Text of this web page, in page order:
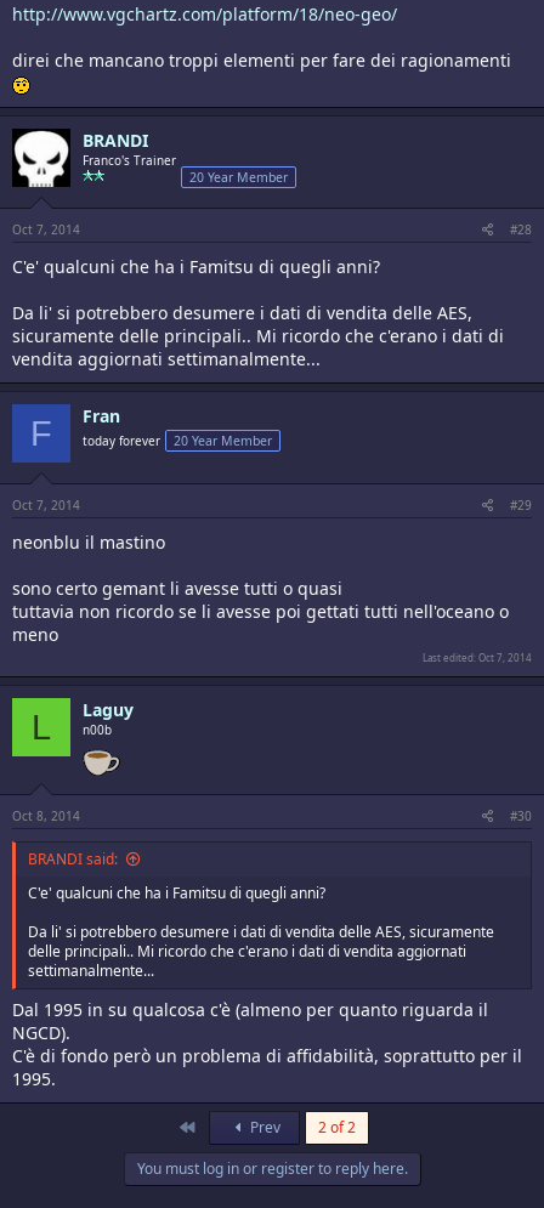
CD:
Samurai Spirit [200.000]
http://www.vgchartz.com/platform/18/neo-geo/
direi che mancano troppi elementi per fare dei ragionamenti
BRANDI
Franco's Trainer
20 Year Member
Oct 7, 2014 #28
C'e' qualcuni che ha i Famitsu di quegli anni?
Da li' si potrebbero desumere i dati di vendita delle AES,
sicuramente delle principali.. Mi ricordo che c'erano i dati di
vendita aggiornati settimanalmente...
F Fran
today forever 20 Year Member
Oct 7, 2014 #29
neonblu il mastino
sono certo gemant li avesse tutti o quasi
tuttavia non ricordo se li avesse poi gettati tutti nell'oceano o
meno
Last edited:Oct 7, 2014
L Laguy
n00b
Oct 8, 2014 #30
BRANDI said:
C'e' qualcuni che ha i Famitsu di quegli anni?
Da li' si potrebbero desumere i dati di vendita delle AES, sicuramente
delle principali.. Mi ricordo che c'erano i dati di vendita aggiornati
settimanalmente...
Dal 1995 in su qualcosa c'è (almeno per quanto riguarda il
NGCD).
C'è di fondo però un problema di affidabilità, soprattutto per il
1995.
First Prev
2 of 2
You must log in or register to reply here.